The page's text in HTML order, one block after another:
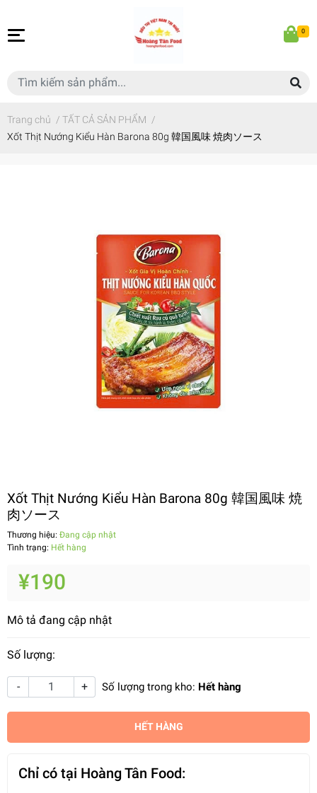
0
Trang chủ / TẤT CẢ SẢN PHẨM /
Xốt Thịt Nướng Kiểu Hàn Barona 80g 韓国風味 焼肉ソース
Xốt Thịt Nướng Kiểu Hàn Barona 80g 韓国風味 焼
肉ソース
Thương hiệu: Đang cập nhật
Tình trạng: Hết hàng
¥190
Mô tả đang cập nhật
Số lượng:
- + Số lượng trong kho: Hết hàng
HẾT HÀNG
Chỉ có tại Hoàng Tân Food: